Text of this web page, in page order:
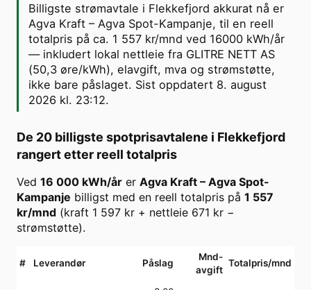
Billigste strømavtale i Flekkefjord akkurat nå er
Agva Kraft – Agva Spot-Kampanje, til en reell
totalpris på ca. 1 557 kr/mnd ved 16000 kWh/år
— inkludert lokal nettleie fra GLITRE NETT AS
(50,3 øre/kWh), elavgift, mva og strømstøtte,
ikke bare påslaget. Sist oppdatert 8. august
2026 kl. 23:12.
De 20 billigste spotprisavtalene i Flekkefjord
rangert etter reell totalpris
Ved 16 000 kWh/år er Agva Kraft – Agva Spot-
Kampanje billigst med en reell totalpris på 1 557
kr/mnd (kraft 1 597 kr + nettleie 671 kr −
strømstøtte).
# Leverandør Påslag
Mnd-
avgift
Totalpris/mnd